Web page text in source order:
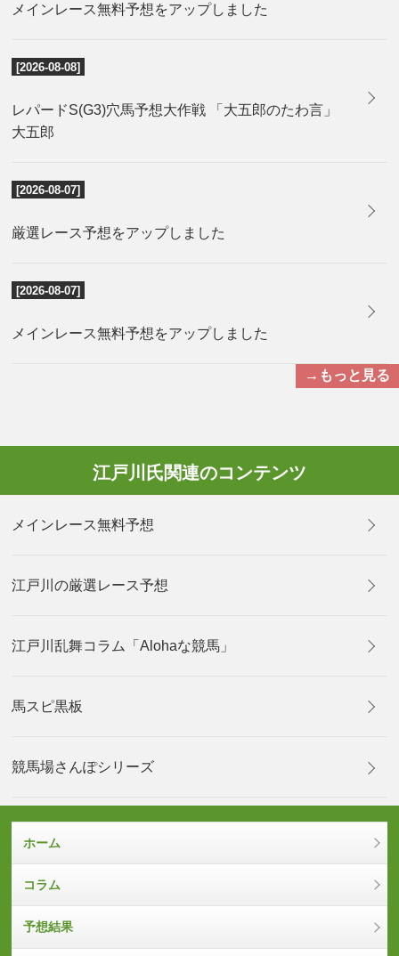
メインレース無料予想をアップしました
[2026-08-08]
レパードS(G3)穴馬予想大作戦 「大五郎のたわ言」
大五郎
[2026-08-07]
厳選レース予想をアップしました
[2026-08-07]
メインレース無料予想をアップしました
→もっと見る
江戸川氏関連のコンテンツ
メインレース無料予想
江戸川の厳選レース予想
江戸川乱舞コラム「Alohaな競馬」
馬スピ黒板
競馬場さんぽシリーズ
ホーム
コラム
予想結果